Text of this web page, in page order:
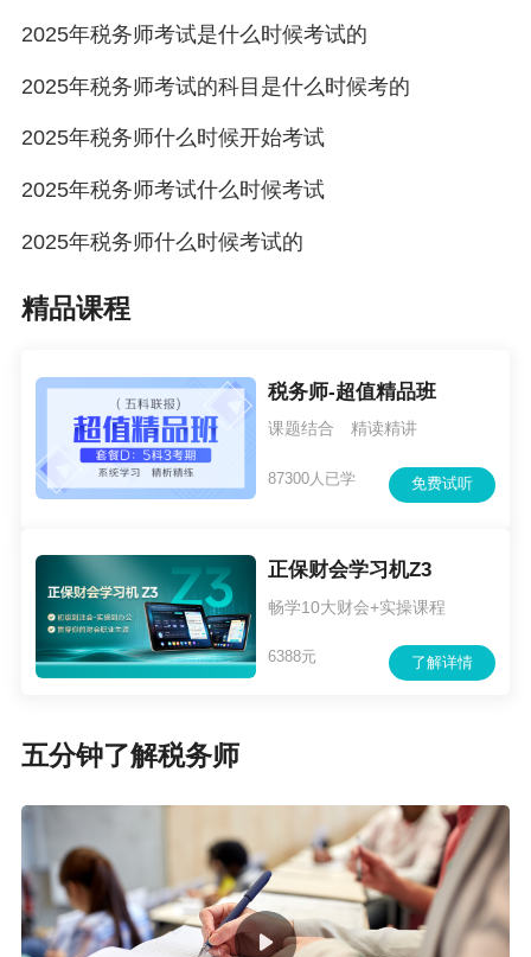
2025年税务师考试是什么时候考试的
2025年税务师考试的科目是什么时候考的
2025年税务师什么时候开始考试
2025年税务师考试什么时候考试
2025年税务师什么时候考试的
精品课程
税务师-超值精品班
课题结合 精读精讲
免费试听
87300人已学
正保财会学习机Z3
畅学10大财会+实操课程
了解详情
6388元
五分钟了解税务师